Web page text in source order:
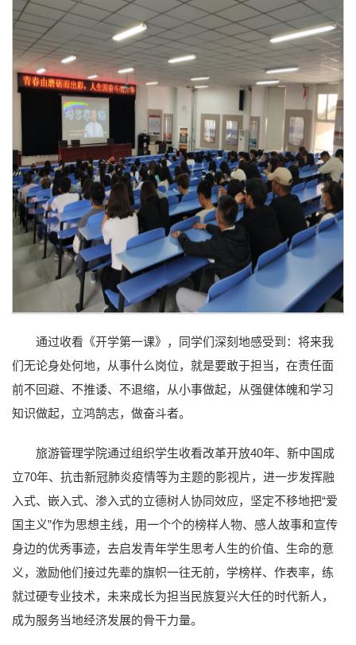
通过收看《开学第一课》，同学们深刻地感受到：将来我
们无论身处何地，从事什么岗位，就是要敢于担当，在责任面
前不回避、不推诿、不退缩，从小事做起，从强健体魄和学习
知识做起，立鸿鹄志，做奋斗者。
旅游管理学院通过组织学生收看改革开放40年、新中国成
立70年、抗击新冠肺炎疫情等为主题的影视片，进一步发挥融
入式、嵌入式、渗入式的立德树人协同效应，坚定不移地把“爱
国主义”作为思想主线，用一个个的榜样人物、感人故事和宣传
身边的优秀事迹，去启发青年学生思考人生的价值、生命的意
义，激励他们接过先辈的旗帜一往无前，学榜样、作表率，练
就过硬专业技术，未来成长为担当民族复兴大任的时代新人，
成为服务当地经济发展的骨干力量。